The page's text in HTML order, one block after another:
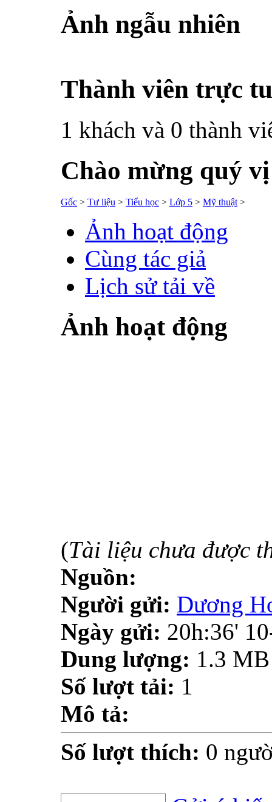
Ảnh ngẫu nhiên
Thành viên trực
1 khách và 0 thành
Chào mừng quý
Gốc > Tư liệu > Tiểu học > Lớp 5 > Mỹ thuật>
Ảnh hoạt động
Cùng tác giả
Lịch sử tải về
Ảnh hoạt động
(Tài liệu chưa được
Nguồn:
Người gửi: Dương
Ngày gửi: 20h:36'
Dung lượng: 1.3 MB
Số lượt tải: 1
Mô tả:
Số lượt thích: 0